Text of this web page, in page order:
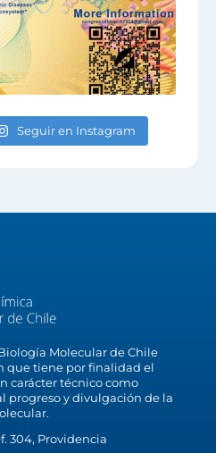
Seguir en Instagram
Molecular de Chile
que tiene por finalidad el
carácter técnico como
progreso y divulgación de la
304, Providencia